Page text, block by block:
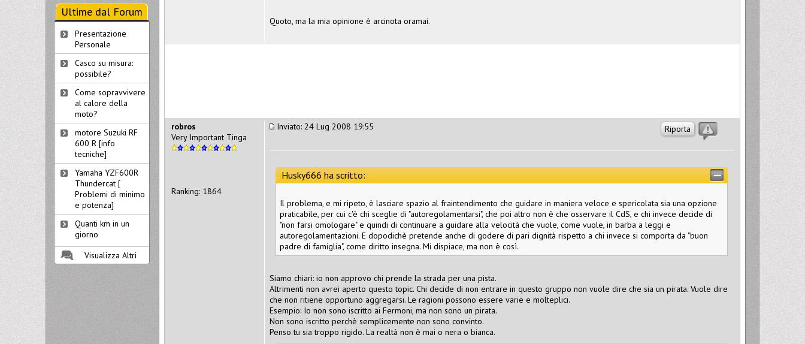
Quoto, ma la mia opinione è arcinota oramai.
Riporta
Inviato: 24 Lug 2008 19:55
Husky666 ha scritto:
Il problema, e mi ripeto, è lasciare spazio al fraintendimento che guidare in maniera veloce e spericolata sia una opzione
praticabile, per cui c'è chi sceglie di "autoregolamentarsi", che poi altro non è che osservare il CdS, e chi invece decide di
"non farsi omologare" e quindi di continuare a guidare alla velocità che vuole, come vuole, in barba a leggi e
autoregolamentazioni. E dopodichè pretende anche di godere di pari dignità rispetto a chi invece si comporta da "buon
padre di famiglia", come diritto insegna. Mi dispiace, ma non è così.
Siamo chiari: io non approvo chi prende la strada per una pista.
Altrimenti non avrei aperto questo topic. Chi decide di non entrare in questo gruppo non vuole dire che sia un pirata. Vuole dire
che non ritiene opportuno aggregarsi. Le ragioni possono essere varie e molteplici.
Esempio: Io non sono iscritto ai Fermoni, ma non sono un pirata.
Non sono iscritto perchè semplicemente non sono convinto.
Penso tu sia troppo rigido. La realtà non è mai o nera o bianca.
robros
Very Important Tinga
Ranking: 1864
Ultime dal Forum
Presentazione
Personale
Casco su misura:
possibile?
Come sopravvivere
al calore della
moto?
motore Suzuki RF
600 R [info
tecniche]
Yamaha YZF600R
Thundercat [
Problemi di minimo
e potenza]
Quanti km in un
giorno
Visualizza Altri